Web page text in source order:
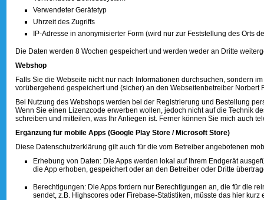
Verwendeter Gerätetyp
Uhrzeit des Zugriffs
IP-Adresse in anonymisierter Form (wird nur zur Feststellung des Orts
Die Daten werden 8 Wochen gespeichert und werden weder an Dritte
Webshop
Falls Sie die Webseite nicht nur nach Informationen durchsuchen, sondern
vorübergehend gespeichert und (sicher) an den Webseitenbetreiber
Bei Nutzung des Webshops werden bei der Registrierung und Bestellung
Wenn Sie einen Lizenzcode erwerben wollen, jedoch nicht auf die Technik
schreiben und mitteilen, was Ihr Anliegen ist. Ferner können Sie mich auch
Ergänzung für mobile Apps (Google Play Store / Microsoft Store)
Diese Datenschutzerklärung gilt auch für die vom Betreiber angebotenen
Erhebung von Daten: Die Apps werden lokal auf Ihrem Endgerät
die App erhoben, gespeichert oder an den Betreiber oder Dritte
Berechtigungen: Die Apps fordern nur Berechtigungen an, die für die
sendet, z.B. Highscores oder Firebase-Statistiken, müsste das hier